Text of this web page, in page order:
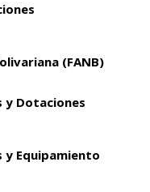
(FANB)
y Dotaciones
y Equipamiento